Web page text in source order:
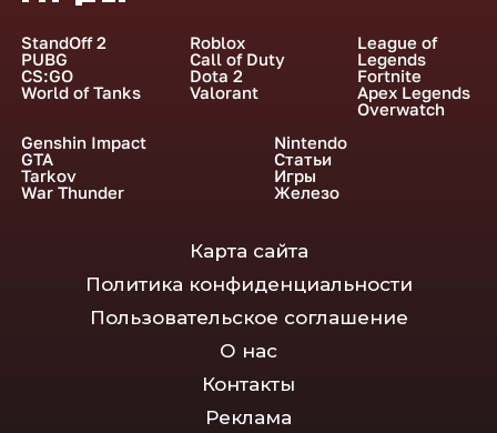
StandOff 2
PUBG
CS:GO
World of Tanks
Roblox
Call of Duty
Dota 2
Valorant
League of
Legends
Fortnite
Apex Legends
Overwatch
Genshin Impact
GTA
Tarkov
War Thunder
Nintendo
Статьи
Игры
Железо
Карта сайта
Политика конфиденциальности
Пользовательское соглашение
О нас
Контакты
Реклама